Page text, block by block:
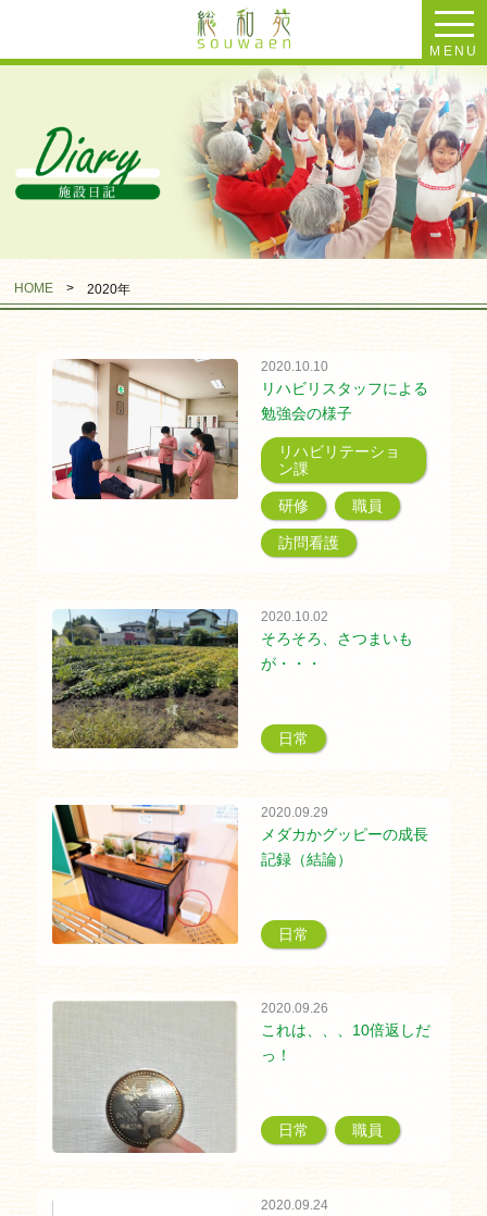
MENU
HOME >2020年
2020.10.10
リハビリスタッフによる
勉強会の様子
リハビリテーショ
ン課
研修 職員
訪問看護
2020.10.02
そろそろ、さつまいも
が・・・
日常
2020.09.29
メダカかグッピーの成長
記録（結論）
日常
2020.09.26
これは、、、10倍返しだ
っ！
日常 職員
2020.09.24